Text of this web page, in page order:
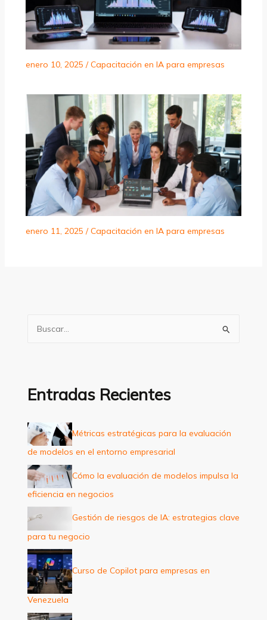
enero 10, 2025 /Capacitación en IA para empresas
enero 11, 2025 /Capacitación en IA para empresas
a
p
o
r
:
Entradas Recientes
Métricas estratégicas para la evaluación
de modelos en el entorno empresarial
Cómo la evaluación de modelos impulsa la
eficiencia en negocios
Gestión de riesgos de IA: estrategias clave
para tu negocio
Curso de Copilot para empresas en
Venezuela